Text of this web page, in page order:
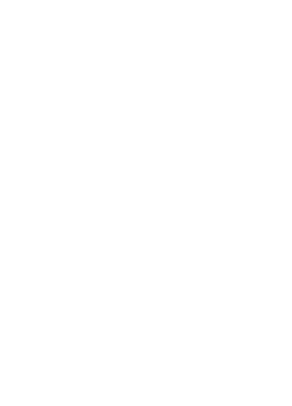
vorgenommen werden.
Zulassungs-Ordnung (StVZO) einer amtlich anerkannten
(EG-FGV) zur Prüfung von Gesamtfahrzeugen der
für Maßnahmen im Straßenverkehr (GebOSt).
und Fahrzeug mindestens 10,20 EUR und